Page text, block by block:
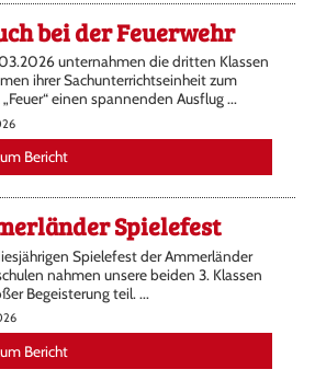
bei der Feuerwehr
unternahmen die dritten Klassen
ihrer Sachunterrichtseinheit zum
einen spannenden Ausflug ...
Bericht
Spielefest
Spielefest der Ammerländer
nahmen unsere beiden 3. Klassen
Begeisterung teil. ...
Bericht